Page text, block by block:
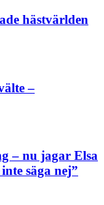
hästvärlden
–
– nu jagar Elsa
säga nej”